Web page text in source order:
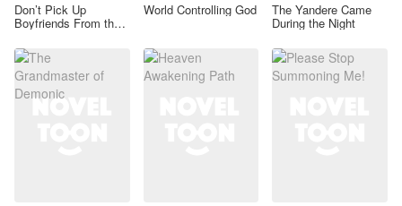
Don’t Pick Up
Boyfriends From the
World Controlling God The Yandere Came
During the Night